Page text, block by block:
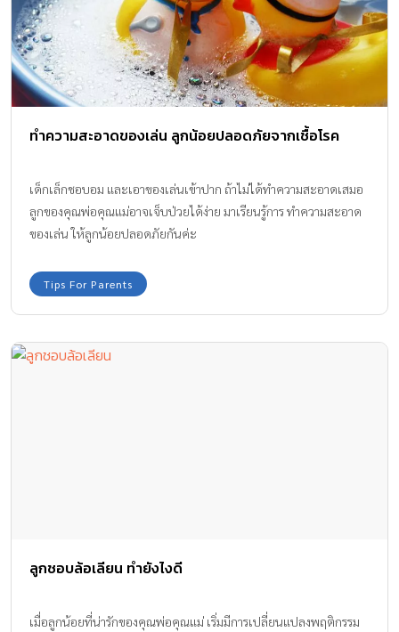
ทำความสะอาดของเล่น ลูกน้อยปลอดภัยจากเชื้อโรค
เด็กเล็กชอบอม และเอาของเล่นเข้าปาก ถ้าไม่ได้ทำความสะอาดเสมอ
ลูกของคุณพ่อคุณแม่อาจเจ็บป่วยได้ง่าย มาเรียนรู้การ ทำความสะอาด
ของเล่น ให้ลูกน้อยปลอดภัยกันค่ะ
Tips For Parents
ลูกชอบล้อเลียน ทำยังไงดี
เมื่อลูกน้อยที่น่ารักของคุณพ่อคุณแม่ เริ่มมีการเปลี่ยนแปลงพฤติกรรม